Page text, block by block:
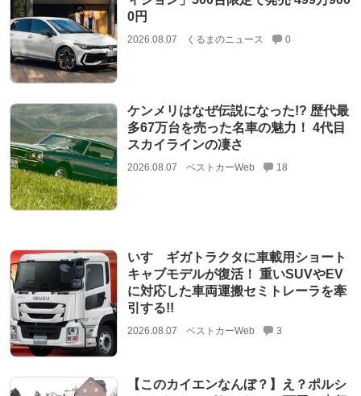
0円
2026.08.07 くるまのニュース 0
ケンメリはなぜ伝説になった!? 歴代最
多67万台を売った名車の魅力！ 4代目
スカイラインの凄さ
2026.08.07 ベストカーWeb 18
いすゞギガトラクタに車載用ショート
キャブモデルが復活！ 重いSUVやEV
に対応した車両運搬セミトレーラを牽
引する!!
2026.08.07 ベストカーWeb 3
【このカイエンなんぼ？】え？ポルシ